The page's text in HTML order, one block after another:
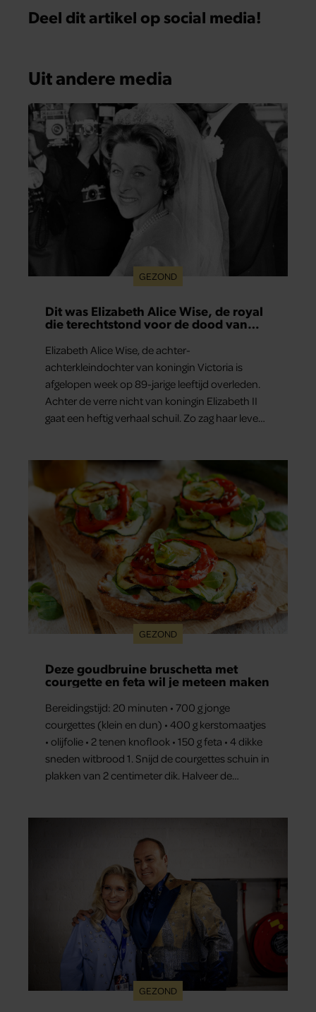
Deel dit artikel op social media!
Uit andere media
GEZOND
Dit was Elizabeth Alice Wise, de royal
die terechtstond voor de dood van
Elizabeth Alice Wise, de achter-
achterkleindochter van koningin Victoria is
afgelopen week op 89-jarige leeftijd overleden.
Achter de verre nicht van koningin Elizabeth II
gaat een heftig verhaal schuil. Zo zag haar leven
GEZOND
Deze goudbruine bruschetta met
courgette en feta wil je meteen maken
Bereidingstijd: 20 minuten • 700 g jonge
courgettes (klein en dun) • 400 g kerstomaatjes
• olijfolie • 2 tenen knoflook • 150 g feta • 4 dikke
sneden witbrood 1. Snijd de courgettes schuin in
plakken van 2 centimeter dik. Halveer de
GEZOND